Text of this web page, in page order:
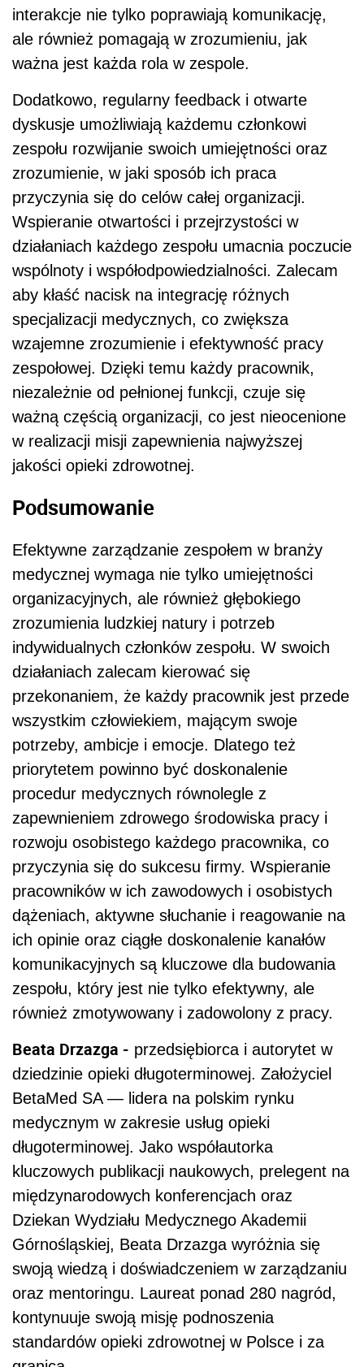
interakcje nie tylko poprawiają komunikację,
ale również pomagają w zrozumieniu, jak
ważna jest każda rola w zespole.
Dodatkowo, regularny feedback i otwarte
dyskusje umożliwiają każdemu członkowi
zespołu rozwijanie swoich umiejętności oraz
zrozumienie, w jaki sposób ich praca
przyczynia się do celów całej organizacji.
Wspieranie otwartości i przejrzystości w
działaniach każdego zespołu umacnia poczucie
wspólnoty i współodpowiedzialności. Zalecam
aby kłaść nacisk na integrację różnych
specjalizacji medycznych, co zwiększa
wzajemne zrozumienie i efektywność pracy
zespołowej. Dzięki temu każdy pracownik,
niezależnie od pełnionej funkcji, czuje się
ważną częścią organizacji, co jest nieocenione
w realizacji misji zapewnienia najwyższej
jakości opieki zdrowotnej.
Podsumowanie
Efektywne zarządzanie zespołem w branży
medycznej wymaga nie tylko umiejętności
organizacyjnych, ale również głębokiego
zrozumienia ludzkiej natury i potrzeb
indywidualnych członków zespołu. W swoich
działaniach zalecam kierować się
przekonaniem, że każdy pracownik jest przede
wszystkim człowiekiem, mającym swoje
potrzeby, ambicje i emocje. Dlatego też
priorytetem powinno być doskonalenie
procedur medycznych równolegle z
zapewnieniem zdrowego środowiska pracy i
rozwoju osobistego każdego pracownika, co
przyczynia się do sukcesu firmy. Wspieranie
pracowników w ich zawodowych i osobistych
dążeniach, aktywne słuchanie i reagowanie na
ich opinie oraz ciągłe doskonalenie kanałów
komunikacyjnych są kluczowe dla budowania
zespołu, który jest nie tylko efektywny, ale
również zmotywowany i zadowolony z pracy.
Beata Drzazga - przedsiębiorca i autorytet w
dziedzinie opieki długoterminowej. Założyciel
BetaMed SA — lidera na polskim rynku
medycznym w zakresie usług opieki
długoterminowej. Jako współautorka
kluczowych publikacji naukowych, prelegent na
międzynarodowych konferencjach oraz
Dziekan Wydziału Medycznego Akademii
Górnośląskiej, Beata Drzazga wyróżnia się
swoją wiedzą i doświadczeniem w zarządzaniu
oraz mentoringu. Laureat ponad 280 nagród,
kontynuuje swoją misję podnoszenia
standardów opieki zdrowotnej w Polsce i za